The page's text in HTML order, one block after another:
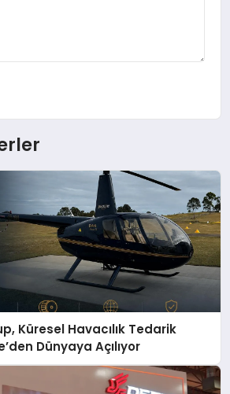
Küresel Havacılık Tedarik
Dünyaya Açılıyor